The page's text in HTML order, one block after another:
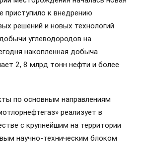
приступило к внедрению
решений и новых технологий
углеводородов на
накопленная добыча
2, 8 млрд тонн нефти и более
по основным направлениям
реализует в
с крупнейшим на территории
научно-техническим блоком